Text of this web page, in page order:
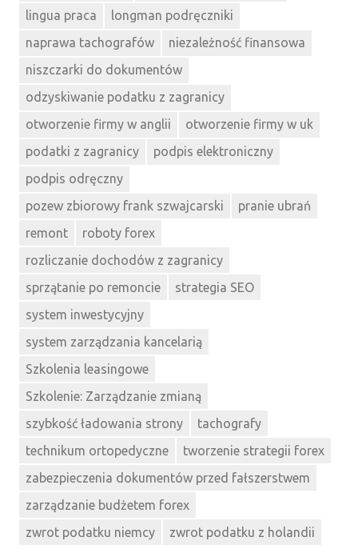
lingua praca
longman podręczniki
naprawa tachografów
niezależność finansowa
niszczarki do dokumentów
odzyskiwanie podatku z zagranicy
otworzenie firmy w anglii
otworzenie firmy w uk
podatki z zagranicy
podpis elektroniczny
podpis odręczny
pozew zbiorowy frank szwajcarski
pranie ubrań
remont
roboty forex
rozliczanie dochodów z zagranicy
sprzątanie po remoncie
strategia SEO
system inwestycyjny
system zarządzania kancelarią
Szkolenia leasingowe
Szkolenie: Zarządzanie zmianą
szybkość ładowania strony
tachografy
technikum ortopedyczne
tworzenie strategii forex
zabezpieczenia dokumentów przed fałszerstwem
zarządzanie budżetem forex
zwrot podatku niemcy
zwrot podatku z holandii